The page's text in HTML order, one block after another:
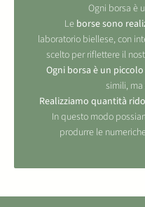
Ogni borsa è
Le borse sono
laboratorio biellese, con
scelto per riflettere il
Ogni borsa è un
simili, ma
Realizziamo quantità
In questo modo
produrre le